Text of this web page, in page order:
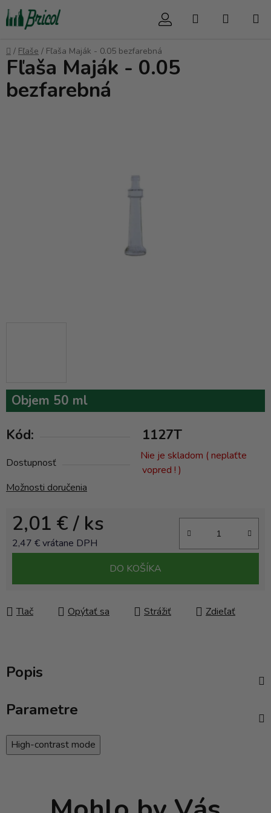
Prejsť
na
obsah
Hľadať
Domov
/ Fľaše / Fľaša Maják - 0.05 bezfarebná
Objem 50 ml
Kód: 1127T
Dostupnosť
Nie je skladom ( neplaťte
vopred ! )
Možnosti doručenia
2,01 €/ ks
2,47 € vrátane DPH
DO KOŠÍKA
Tlač Opýtať sa Strážiť Zdieľať
Fľaša Maják - 0.05
bezfarebná
Popis
Parametre
High-contrast mode